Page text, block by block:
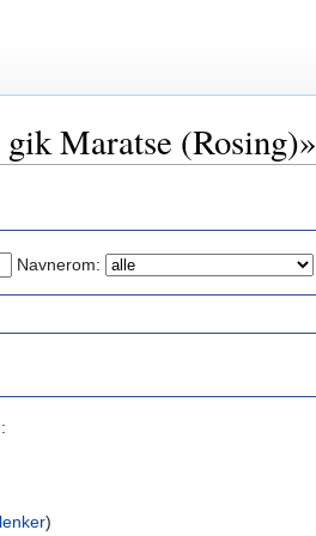
Maratse (Rosing)»
Navnerom:
:
)